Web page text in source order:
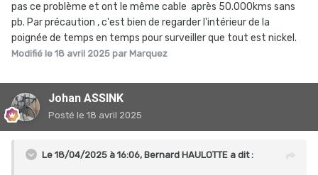
pas ce problème et ont le même cable après 50.000kms sans
pb. Par précaution , c'est bien de regarder l'intérieur de la
poignée de temps en temps pour surveiller que tout est nickel.
Modifié le 18 avril 2025 par Marquez
Johan ASSINK
Posté le 18 avril 2025
Le 18/04/2025 à 16:06, Bernard HAULOTTE a dit :